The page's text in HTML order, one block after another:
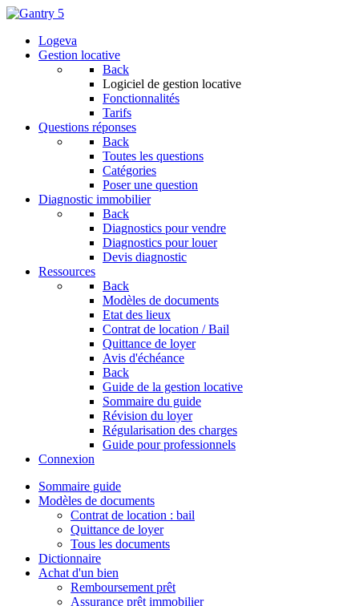
Logeva
Gestion locative
Back
Logiciel de gestion locative
Fonctionnalités
Tarifs
Questions réponses
Back
Toutes les questions
Catégories
Poser une question
Diagnostic immobilier
Back
Diagnostics pour vendre
Diagnostics pour louer
Devis diagnostic
Ressources
Back
Modèles de documents
Etat des lieux
Contrat de location / Bail
Quittance de loyer
Avis d'échéance
Back
Guide de la gestion locative
Sommaire du guide
Révision du loyer
Régularisation des charges
Guide pour professionnels
Connexion
Sommaire guide
Modèles de documents
Contrat de location : bail
Quittance de loyer
Tous les documents
Dictionnaire
Achat d'un bien
Remboursement prêt
Assurance prêt immobilier